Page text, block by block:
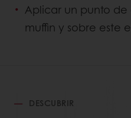
Aplicar un punto
muffin y sobre este
DESCUBRIR